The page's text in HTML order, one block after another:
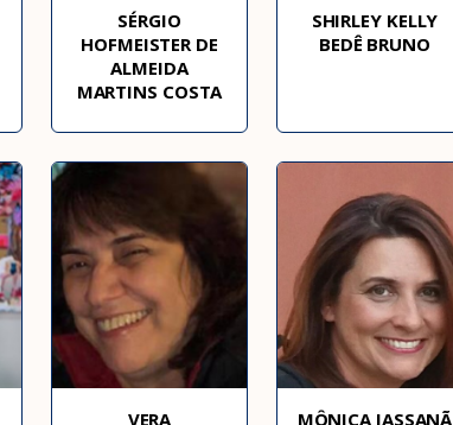
SÉRGIO
HOFMEISTER DE
ALMEIDA
MARTINS COSTA
SHIRLEY KELLY
BEDÊ BRUNO
VERA
MÔNICA IASSANÃ